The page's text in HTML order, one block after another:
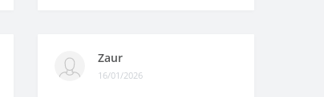
Zaur
16/01/2026